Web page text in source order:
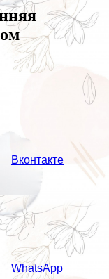
Вконтакте
WhatsApp